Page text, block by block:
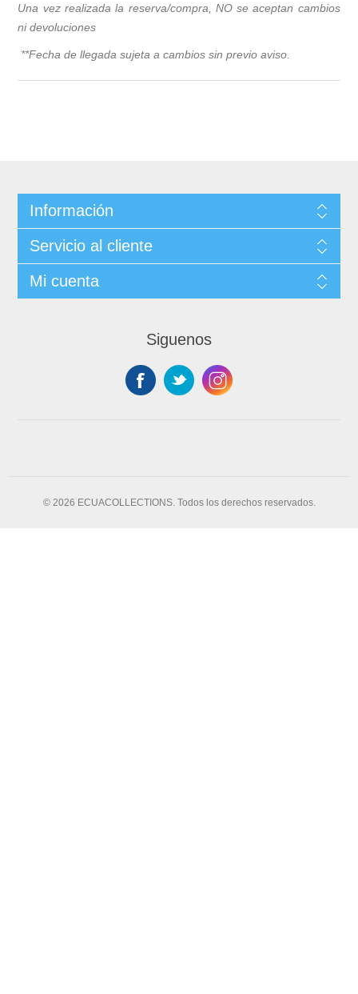
Una vez realizada la reserva/compra, NO se aceptan cambios
ni devoluciones
**Fecha de llegada sujeta a cambios sin previo aviso.
Información
Servicio al cliente
Mi cuenta
Siguenos
© 2026 ECUACOLLECTIONS. Todos los derechos reservados.